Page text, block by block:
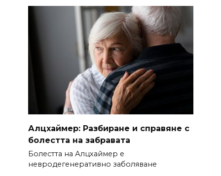
Алцхаймер: Разбиране и справяне с
болестта на забравата
Болестта на Алцхаймер е
невродегенеративно заболяване